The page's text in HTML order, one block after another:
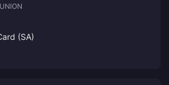
(SA)